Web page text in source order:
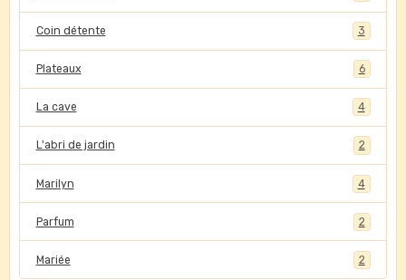
Coin détente 3
Plateaux 6
La cave 4
L'abri de jardin 2
Marilyn 4
Parfum 2
Mariée 2